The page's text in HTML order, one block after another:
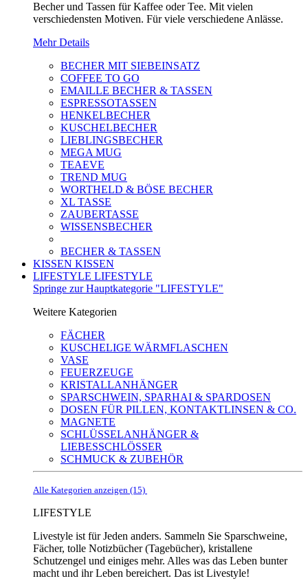
Becher und Tassen für Kaffee oder Tee. Mit vielen
verschiedensten Motiven. Für viele verschiedene Anlässe.
Mehr Details
BECHER MIT SIEBEINSATZ
COFFEE TO GO
EMAILLE BECHER & TASSEN
ESPRESSOTASSEN
HENKELBECHER
KUSCHELBECHER
LIEBLINGSBECHER
MEGA MUG
TEAEVE
TREND MUG
WORTHELD & BÖSE BECHER
XL TASSE
ZAUBERTASSE
WISSENSBECHER
BECHER & TASSEN
KISSEN KISSEN
LIFESTYLE LIFESTYLE
Springe zur Hauptkategorie "LIFESTYLE"
Weitere Kategorien
FÄCHER
KUSCHELIGE WÄRMFLASCHEN
VASE
FEUERZEUGE
KRISTALLANHÄNGER
SPARSCHWEIN, SPARHAI & SPARDOSEN
DOSEN FÜR PILLEN, KONTAKTLINSEN & CO.
MAGNETE
SCHLÜSSELANHÄNGER &
LIEBESSCHLÖSSER
SCHMUCK & ZUBEHÖR
Alle Kategorien anzeigen (15)
LIFESTYLE
Livestyle ist für Jeden anders. Sammeln Sie Sparschweine,
Fächer, tolle Notizbücher (Tagebücher), kristallene
Schutzengel und einiges mehr. Alles was das Leben bunter
macht und ihr Leben bereichert. Das ist Livestyle!